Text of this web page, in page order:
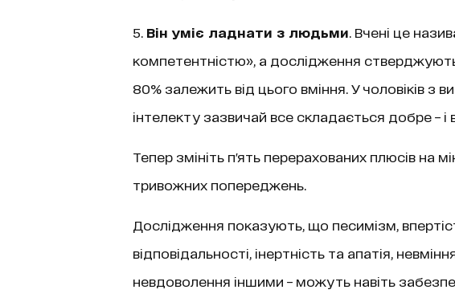
5. Він уміє ладнати з людьми . Вчені це
компетентністю», а дослідження
80% залежить від цього вміння. У чоловіків з
інтелекту зазвичай все складається добре – і в
Тепер змініть п'ять перерахованих плюсів на
тривожних попереджень.
Дослідження показують, що песимізм,
відповідальності, інертність та апатія,
невдоволення іншими – можуть навіть